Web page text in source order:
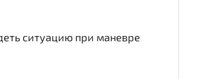
ситуацию при маневре